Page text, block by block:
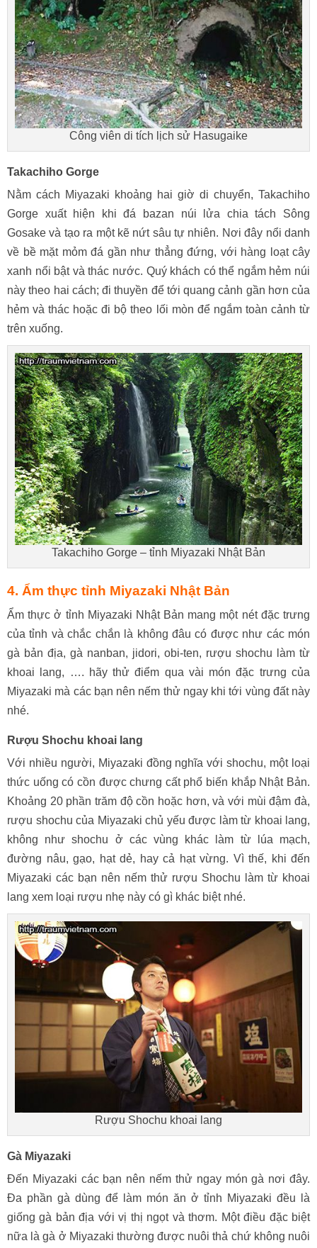
Công viên di tích lịch sử Hasugaike
Takachiho Gorge
Nằm cách Miyazaki khoảng hai giờ di chuyển, Takachiho
Gorge xuất hiện khi đá bazan núi lửa chia tách Sông
Gosake và tạo ra một kẽ nứt sâu tự nhiên. Nơi đây nổi danh
về bề mặt mỏm đá gần như thẳng đứng, với hàng loạt cây
xanh nổi bật và thác nước. Quý khách có thể ngắm hẻm núi
này theo hai cách; đi thuyền để tới quang cảnh gần hơn của
hẻm và thác hoặc đi bộ theo lối mòn để ngắm toàn cảnh từ
trên xuống.
Takachiho Gorge – tỉnh Miyazaki Nhật Bản
4. Ẩm thực tỉnh Miyazaki Nhật Bản
Ẩm thực ở tỉnh Miyazaki Nhật Bản mang một nét đặc trưng
của tỉnh và chắc chắn là không đâu có được như các món
gà bản địa, gà nanban, jidori, obi-ten, rượu shochu làm từ
khoai lang, …. hãy thử điểm qua vài món đặc trưng của
Miyazaki mà các bạn nên nếm thử ngay khi tới vùng đất này
nhé.
Rượu Shochu khoai lang
Với nhiều người, Miyazaki đồng nghĩa với shochu, một loại
thức uống có cồn được chưng cất phổ biến khắp Nhật Bản.
Khoảng 20 phần trăm độ cồn hoặc hơn, và với mùi đậm đà,
rượu shochu của Miyazaki chủ yếu được làm từ khoai lang,
không như shochu ở các vùng khác làm từ lúa mạch,
đường nâu, gạo, hạt dẻ, hay cả hạt vừng. Vì thế, khi đến
Miyazaki các bạn nên nếm thử rượu Shochu làm từ khoai
lang xem loại rượu nhẹ này có gì khác biệt nhé.
Rượu Shochu khoai lang
Gà Miyazaki
Đến Miyazaki các bạn nên nếm thử ngay món gà nơi đây.
Đa phần gà dùng để làm món ăn ở tỉnh Miyazaki đều là
giống gà bản địa với vị thị ngọt và thơm. Một điều đặc biệt
nữa là gà ở Miyazaki thường được nuôi thả chứ không nuôi